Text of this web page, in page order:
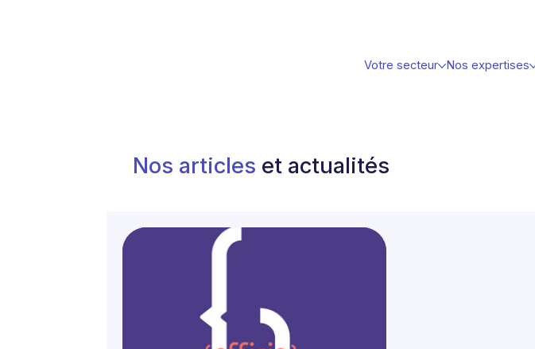
Votre secteur Nos expertises
Nos articles et actualités